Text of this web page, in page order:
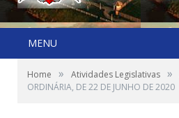
MENU
Home » Atividades Legislativas »
ORDINÁRIA, DE 22 DE JUNHO DE 2020